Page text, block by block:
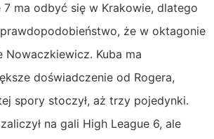
7 ma odbyć się w Krakowie, dlatego
że w oktagonie
Nowaczkiewicz. Kuba ma
doświadczenie od Rogera,
spory stoczył, aż trzy pojedynki.
na gali High League 6, ale